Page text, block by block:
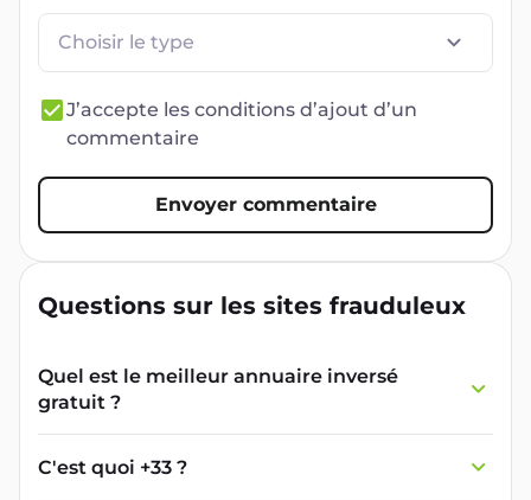
Choisir le type
J’accepte les conditions d’ajout d’un
commentaire
Envoyer commentaire
Questions sur les sites frauduleux
Quel est le meilleur annuaire inversé
gratuit ?
France Verif inclut une fonctionnalité de
recherche de numéro inversée qui est efficace
et gratuite pour identifier les appelants
C'est quoi +33 ?
L'indicatif +33 est le code téléphonique